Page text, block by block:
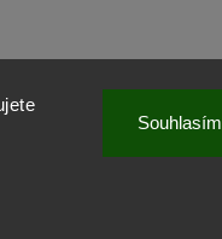
Souhlasím